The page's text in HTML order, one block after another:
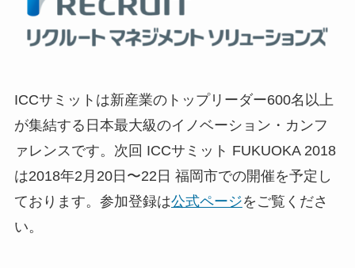
ICCサミットは新産業のトップリーダー600名以上
が集結する日本最大級のイノベーション・カンフ
ァレンスです。次回 ICCサミット FUKUOKA 2018
は2018年2月20日〜22日 福岡市での開催を予定し
ております。参加登録は公式ページをご覧くださ
い。